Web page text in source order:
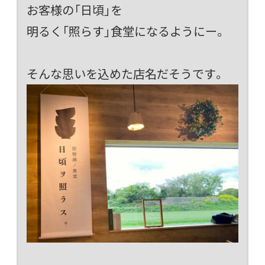
お客様の「日頃」を
明るく「照らす」食堂になるようにー。
そんな思いを込めた店名だそうです。